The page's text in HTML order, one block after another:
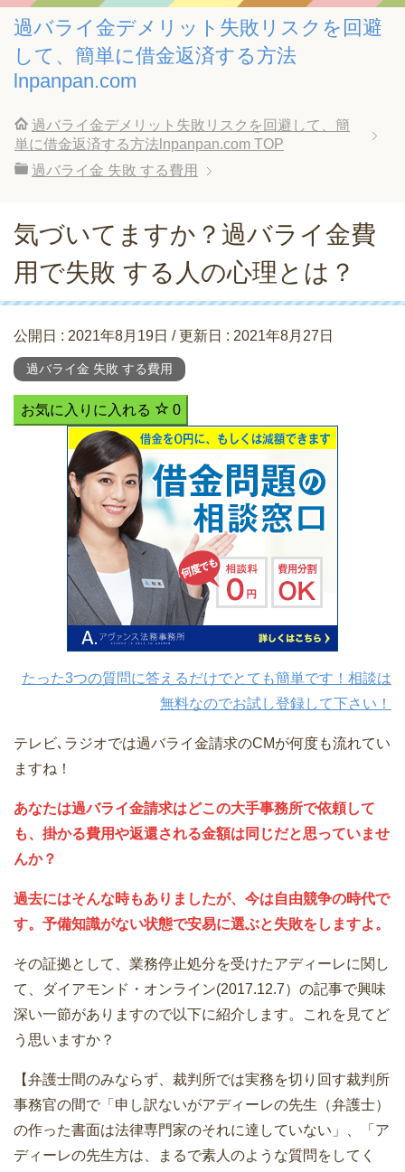
過バライ金デメリット失敗リスクを回避
して、簡単に借金返済する方法
lnpanpan.com
過バライ金デメリット失敗リスクを回避して、簡
単に借金返済する方法lnpanpan.com TOP
過バライ金 失敗 する費用
気づいてますか？過バライ金費
用で失敗 する人の心理とは？
公開日 : 2021年8月19日 / 更新日 : 2021年8月27日
過バライ金 失敗 する費用
お気に入りに入れる 0
たった3つの質問に答えるだけでとても簡単です！相談は
無料なのでお試し登録して下さい！
テレビ､ラジオでは過バライ金請求のCMが何度も流れてい
ますね！
あなたは過バライ金請求はどこの大手事務所で依頼して
も、掛かる費用や返還される金額は同じだと思っていませ
んか？
過去にはそんな時もありましたが、今は自由競争の時代で
す。予備知識がない状態で安易に選ぶと失敗をしますよ。
その証拠として、業務停止処分を受けたアディーレに関し
て、ダイアモンド・オンライン(2017.12.7）の記事で興味
深い一節がありますので以下に紹介します。これを見てど
う思いますか？
【弁護士間のみならず、裁判所では実務を切り回す裁判所
事務官の間で「申し訳ないがアディーレの先生（弁護士）
の作った書面は法律専門家のそれに達していない」、「ア
ディーレの先生方は、まるで素人のような質問をしてく